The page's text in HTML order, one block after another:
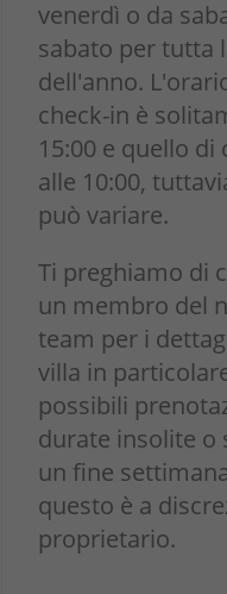
venerdì o da
sabato per tutta
dell'anno.
check-in è
15:00 e quello di
alle 10:00,
può variare.
Ti preghiamo di
un membro del
team per i
villa in
possibili
durate insolite o
un fine
questo è a
proprietario.